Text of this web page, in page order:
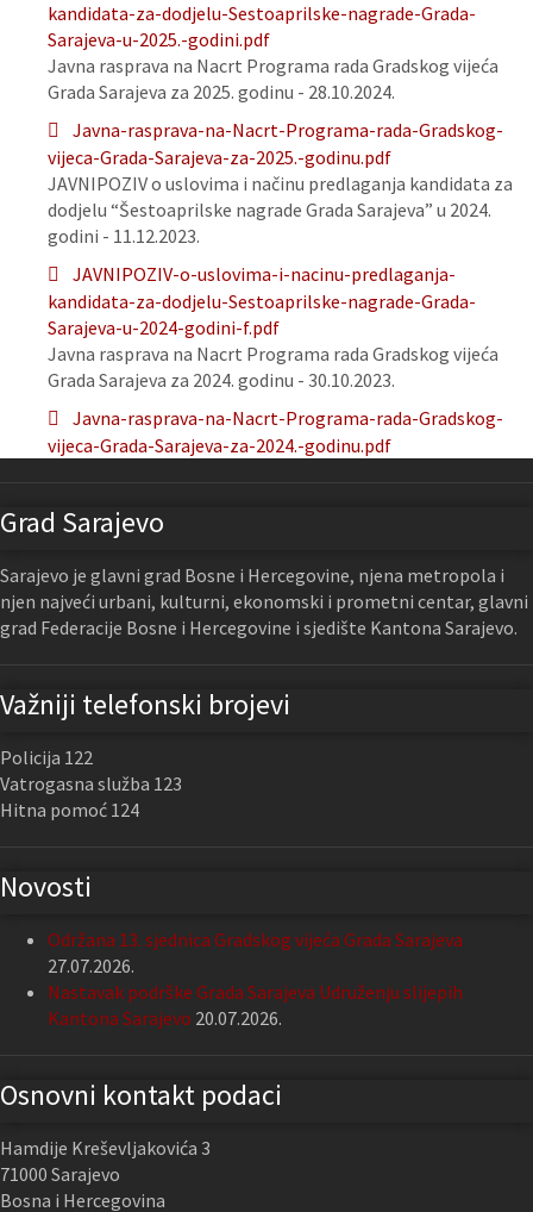
kandidata-za-dodjelu-Sestoaprilske-nagrade-Grada-
Sarajeva-u-2025.-godini.pdf
Javna rasprava na Nacrt Programa rada Gradskog vijeća
Grada Sarajeva za 2025. godinu - 28.10.2024.
Javna-rasprava-na-Nacrt-Programa-rada-Gradskog-
vijeca-Grada-Sarajeva-za-2025.-godinu.pdf
JAVNIPOZIV o uslovima i načinu predlaganja kandidata za
dodjelu “Šestoaprilske nagrade Grada Sarajeva” u 2024.
godini - 11.12.2023.
JAVNIPOZIV-o-uslovima-i-nacinu-predlaganja-
kandidata-za-dodjelu-Sestoaprilske-nagrade-Grada-
Sarajeva-u-2024-godini-f.pdf
Javna rasprava na Nacrt Programa rada Gradskog vijeća
Grada Sarajeva za 2024. godinu - 30.10.2023.
Javna-rasprava-na-Nacrt-Programa-rada-Gradskog-
vijeca-Grada-Sarajeva-za-2024.-godinu.pdf
Grad Sarajevo
Sarajevo je glavni grad Bosne i Hercegovine, njena metropola i
njen najveći urbani, kulturni, ekonomski i prometni centar, glavni
grad Federacije Bosne i Hercegovine i sjedište Kantona Sarajevo.
Važniji telefonski brojevi
Policija 122
Vatrogasna služba 123
Hitna pomoć 124
Novosti
Održana 13. sjednica Gradskog vijeća Grada Sarajeva
27.07.2026.
Nastavak podrške Grada Sarajeva Udruženju slijepih
Kantona Sarajevo 20.07.2026.
Osnovni kontakt podaci
Hamdije Kreševljakovića 3
71000 Sarajevo
Bosna i Hercegovina